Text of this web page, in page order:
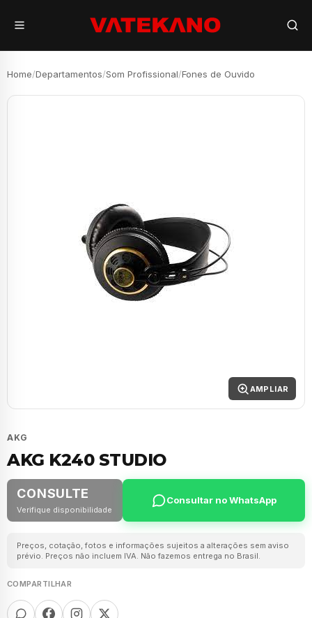
Home/Departamentos/Som Profissional/Fones de Ouvido
AMPLIAR
AKG
AKG K240 STUDIO
CONSULTE
Verifique disponibilidade
Consultar no WhatsApp
Preços, cotação, fotos e informações sujeitos a alterações sem aviso
prévio. Preços não incluem IVA. Não fazemos entrega no Brasil.
COMPARTILHAR